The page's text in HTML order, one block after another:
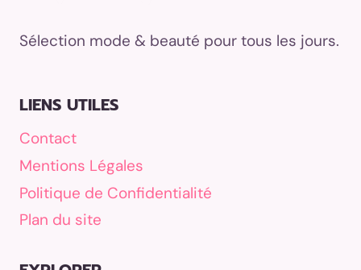
Sélection mode & beauté pour tous les jours.
LIENS UTILES
Contact
Mentions Légales
Politique de Confidentialité
Plan du site